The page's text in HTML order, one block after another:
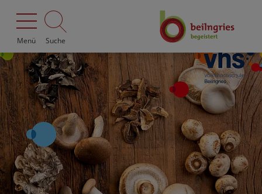
Menü Suche